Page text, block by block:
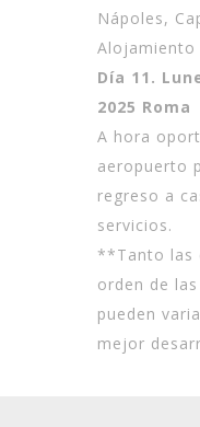
Nápoles,
Alojamiento
Día 11.
2025 Roma
A hora
aeropuerto
regreso a
servicios.
**Tanto las
orden de
pueden
mejor